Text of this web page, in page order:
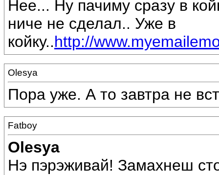
Нее... Ну пачиму сразу в
ниче не сделал.. Уже в
койку..http://
Olesya
Пора уже. А то завтра не
Fatboy
Olesya
Нэ пэрэживай! Замахнеш